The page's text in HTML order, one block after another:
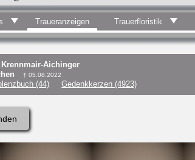
Traueranzeigen Trauerfloristik
Aichinger
† 05.08.2022
(44) Gedenkkerzen (4923)